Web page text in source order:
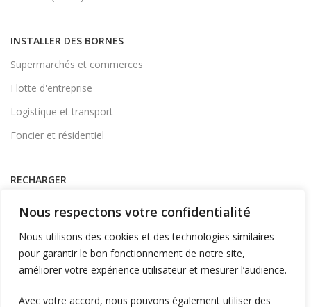
Nous respectons votre confidentialité
Nous utilisons des cookies et des technologies similaires
pour garantir le bon fonctionnement de notre site,
améliorer votre expérience utilisateur et mesurer l’audience.
Avec votre accord, nous pouvons également utiliser des
INSTALLER DES BORNES
Supermarchés et commerces
Flotte d'entreprise
Logistique et transport
Foncier et résidentiel
RECHARGER
A Domicile
Télécharger l'application